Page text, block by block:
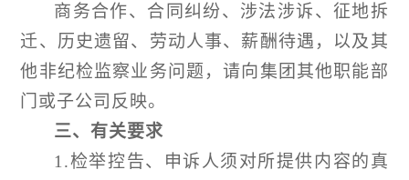
商务合作、合同纠纷、涉法涉诉、征地拆
迁、历史遗留、劳动人事、薪酬待遇，以及其
他非纪检监察业务问题，请向集团 其他职能部
门或子公司 反映。
三、有关要求
1.检举控告、申诉人须对所提供内容的真